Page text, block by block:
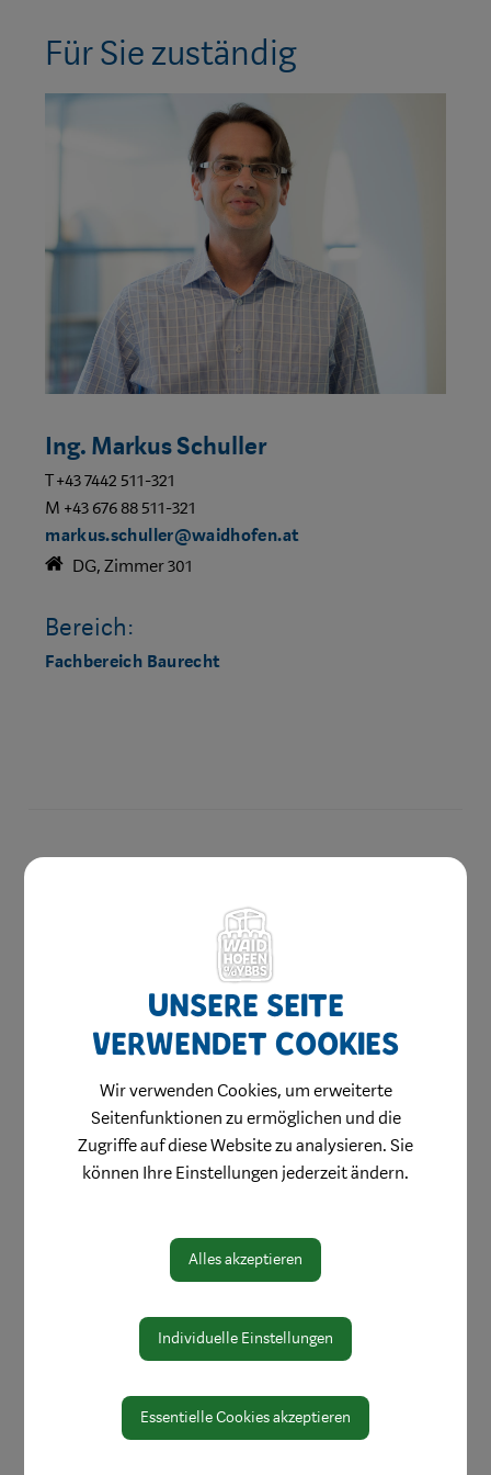
Für Sie zuständig
Ing. Markus Schuller
T +43 7442 511-321
M +43 676 88 511-321
markus.schuller@waidhofen.at
DG, Zimmer 301
Bereich:
Fachbereich Baurecht
Digitale Amtstafel
Öffnungszeiten
Protokolle & Publikationen
Amtssignatur
EU-Whistleblowerrichtlinie
Broschüren & Karten
Unsere Seite
verwendet Cookies
Wir verwenden Cookies, um erweiterte
Seitenfunktionen zu ermöglichen und die
Zugriffe auf diese Website zu analysieren. Sie
können Ihre Einstellungen jederzeit ändern.
Alles akzeptieren
Individuelle Einstellungen
Essentielle Cookies akzeptieren